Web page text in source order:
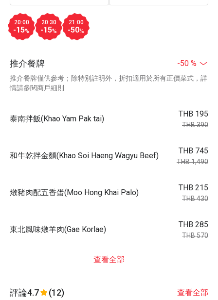
20:00
-15%
20:30
-15%
21:00
-50%
推介餐牌 -50 %
推介餐牌僅供參考；除特別註明外，折扣適用於所有正價菜式，詳
情請參閱商戶細則
泰南拌飯(Khao Yam Pak tai)
THB 195
THB 390
和牛乾拌金麵(Khao Soi Haeng Wagyu Beef)
THB 745
THB 1,490
燉豬肉配五香蛋(Moo Hong Khai Palo)
THB 215
THB 430
東北風味燉羊肉(Gae Korlae)
THB 285
THB 570
查看全部
評論4.7 (12) 查看全部